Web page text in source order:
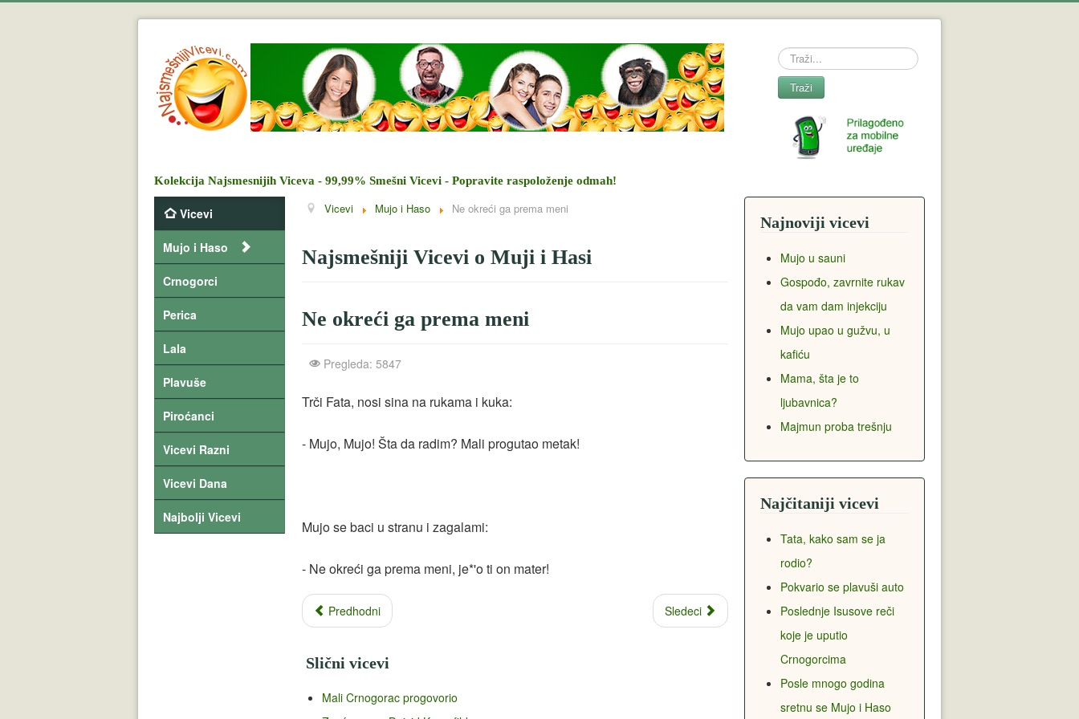
Search
Traži
Kolekcija Najsmesnijih Viceva - 99,99% Smešni Vicevi - Popravite raspoloženje odmah!
Vicevi
Mujo i Haso
Crnogorci
Perica
Lala
Plavuše
Piroćanci
Vicevi Razni
Vicevi Dana
Najbolji Vicevi
Vicevi Mujo i Haso Ne okreći ga prema meni
Najsmešniji Vicevi o Muji i Hasi
Ne okreći ga prema meni
Pregleda: 5847
Trči Fata, nosi sina na rukama i kuka:
- Mujo, Mujo! Šta da radim? Mali progutao metak!
Mujo se baci u stranu i zagalami:
- Ne okreći ga prema meni, je*'o ti on mater!
Predhodni Sledeci
Slični vicevi
Mali Crnogorac progovorio
Najnoviji vicevi
Mujo u sauni
Gospođo, zavrnite rukav
da vam dam injekciju
Mujo upao u gužvu, u
kafiću
Mama, šta je to
ljubavnica?
Majmun proba trešnju
Najčitaniji vicevi
Tata, kako sam se ja
rodio?
Pokvario se plavuši auto
Poslednje Isusove reči
koje je uputio
Crnogorcima
Posle mnogo godina
sretnu se Mujo i Haso